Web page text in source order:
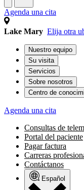
Agenda una cita
Lake Mary Elija otra
Nuestro equipo
Su visita
Servicios
Sobre nosotros
Centro de
Agenda una cita
Consultas de
Portal del paciente
Pagar factura
Carreras
Contáctanos
Español